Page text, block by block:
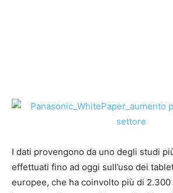
I dati provengono da uno degli studi
effettuati fino ad oggi sull’uso dei
europee, che ha coinvolto più di